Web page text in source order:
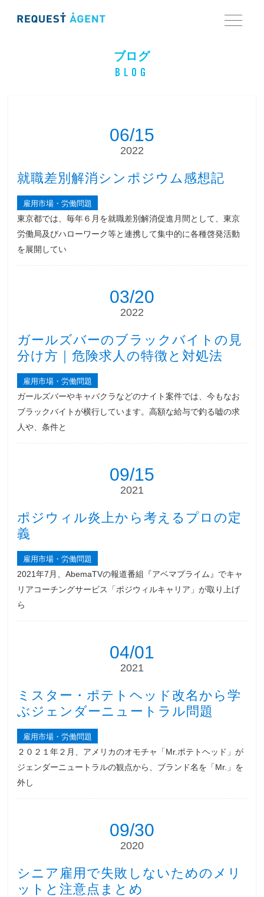
ブログ
BLOG
06/15
2022
就職差別解消シンポジウム感想記
雇用市場・労働問題
東京都では、毎年６月を就職差別解消促進月間として、東京
労働局及びハローワーク等と連携して集中的に各種啓発活動
を展開してい
03/20
2022
ガールズバーのブラックバイトの見
分け方｜危険求人の特徴と対処法
雇用市場・労働問題
ガールズバーやキャバクラなどのナイト案件では、今もなお
ブラックバイトが横行しています。高額な給与で釣る嘘の求
人や、条件と
09/15
2021
ポジウィル炎上から考えるプロの定
義
雇用市場・労働問題
2021年7月、AbemaTVの報道番組『アベマプライム』でキャ
リアコーチングサービス「ポジウィルキャリア」が取り上げ
ら
04/01
2021
ミスター・ポテトヘッド改名から学
ぶジェンダーニュートラル問題
雇用市場・労働問題
２０２１年２月、アメリカのオモチャ「Mr.ポテトヘッド」が
ジェンダーニュートラルの観点から、ブランド名を「Mr.」を
外し
09/30
2020
シニア雇用で失敗しないためのメリ
ットと注意点まとめ